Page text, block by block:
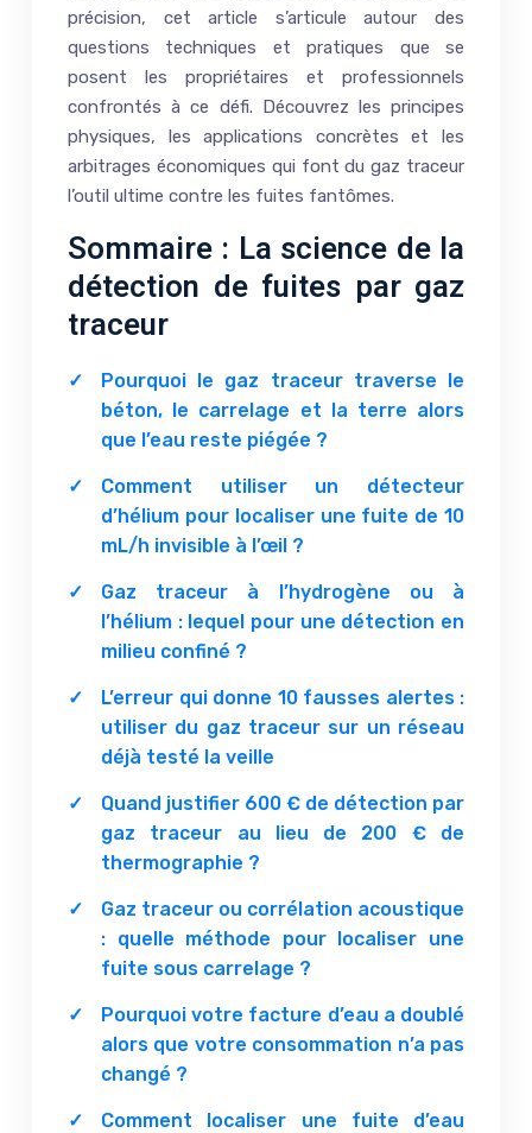
précision, cet article s’articule autour des
questions techniques et pratiques que se
posent les propriétaires et professionnels
confrontés à ce défi. Découvrez les principes
physiques, les applications concrètes et les
arbitrages économiques qui font du gaz traceur
l’outil ultime contre les fuites fantômes.
Sommaire : La science de la
détection de fuites par gaz
traceur
Pourquoi le gaz traceur traverse le
béton, le carrelage et la terre alors
que l’eau reste piégée ?
Comment utiliser un détecteur
d’hélium pour localiser une fuite de 10
mL/h invisible à l’œil ?
Gaz traceur à l’hydrogène ou à
l’hélium : lequel pour une détection en
milieu confiné ?
L’erreur qui donne 10 fausses alertes :
utiliser du gaz traceur sur un réseau
déjà testé la veille
Quand justifier 600 € de détection par
gaz traceur au lieu de 200 € de
thermographie ?
Gaz traceur ou corrélation acoustique
: quelle méthode pour localiser une
fuite sous carrelage ?
Pourquoi votre facture d’eau a doublé
alors que votre consommation n’a pas
changé ?
Comment localiser une fuite d’eau